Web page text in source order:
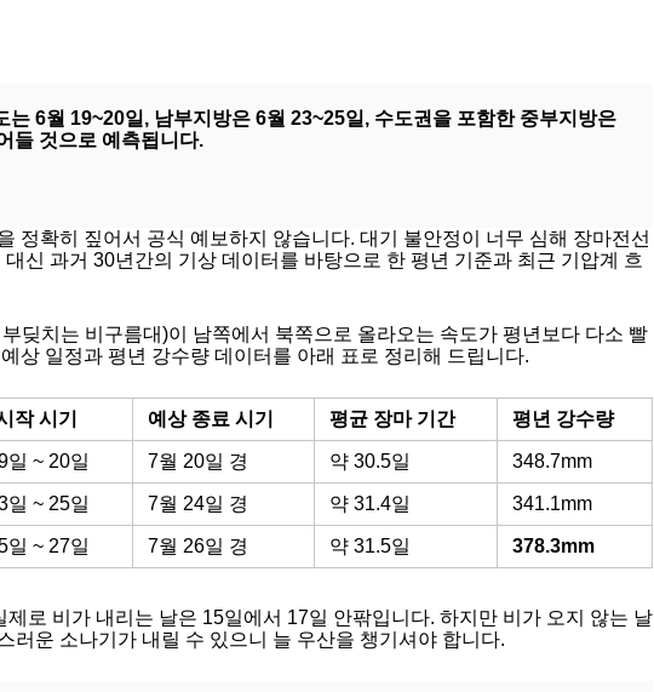
6월 19~20일, 남부지방은 6월 23~25일, 수도권을 포함한 중부지방은
들 것으로 예측됩니다.
정확히 짚어서 공식 예보하지 않습니다. 대기 불안정이 너무 심해 장마전선
신 과거 30년간의 기상 데이터를 바탕으로 한 평년 기준과 최근 기압계 흐
딪치는 비구름대)이 남쪽에서 북쪽으로 올라오는 속도가 평년보다 다소 빨
상 일정과 평년 강수량 데이터를 아래 표로 정리해 드립니다.
작 시기 예상 종료 시기 평균 장마 기간 평년 강수량
일 ~ 20일 7월 20일 경 약 30.5일 348.7mm
일 ~ 25일 7월 24일 경 약 31.4일 341.1mm
일 ~ 27일 7월 26일 경 약 31.5일 378.3mm
로 비가 내리는 날은 15일에서 17일 안팎입니다. 하지만 비가 오지 않는 날
러운 소나기가 내릴 수 있으니 늘 우산을 챙기셔야 합니다.